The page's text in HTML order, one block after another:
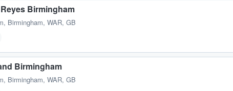
Birmingham
, Birmingham, WAR, GB
Birmingham
, Birmingham, WAR, GB